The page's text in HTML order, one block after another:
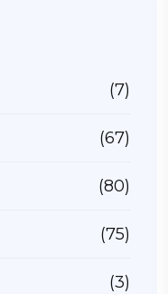
(7)
(67)
(80)
(75)
(3)